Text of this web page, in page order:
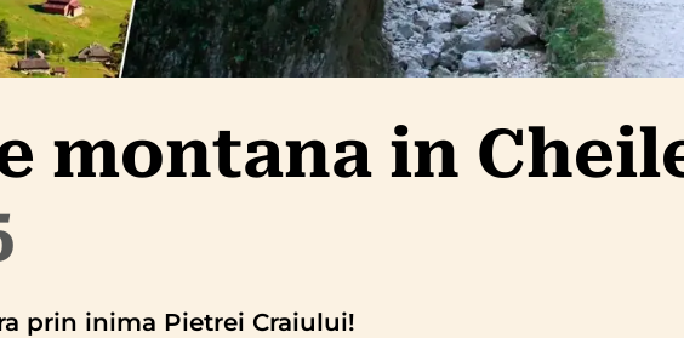
montana in
prin inima Pietrei Craiului!